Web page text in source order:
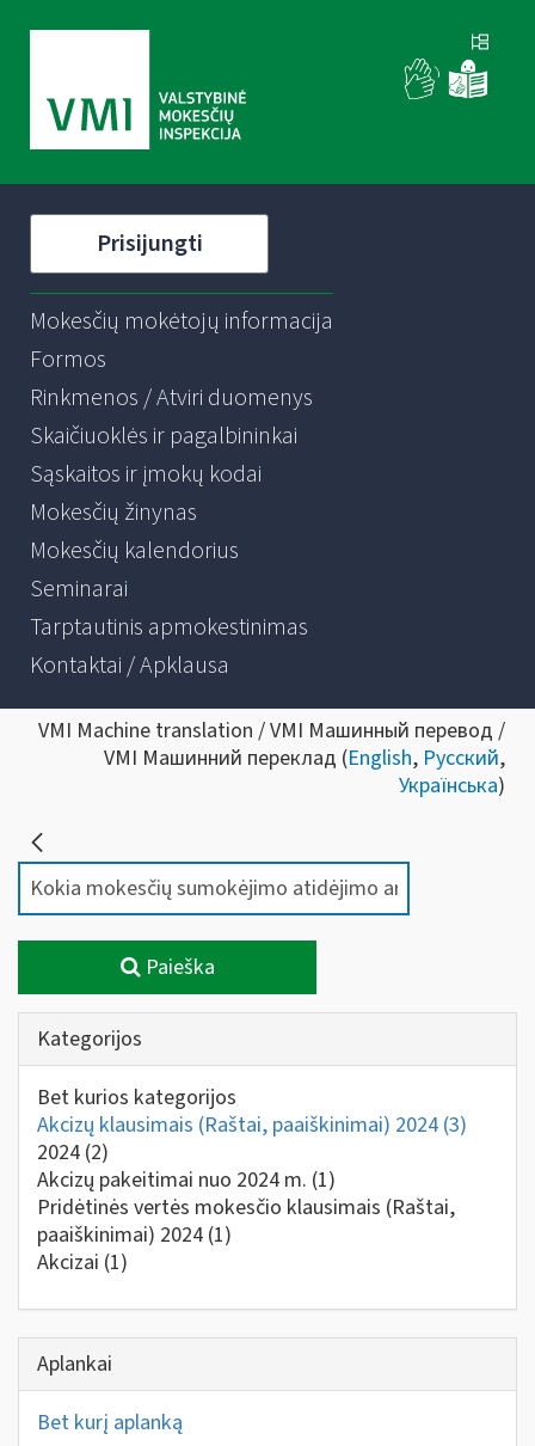
Prisijungti
Mokesčių mokėtojų informacija
Formos
Rinkmenos / Atviri duomenys
Skaičiuoklės ir pagalbininkai
Sąskaitos ir įmokų kodai
Mokesčių žinynas
Mokesčių kalendorius
Seminarai
Tarptautinis apmokestinimas
Kontaktai / Apklausa
VMI Machine translation / VMI Машинный перевод /
VMI Машинний переклад (English, Русский,
Українська)
Paieška
Kategorijos
Bet kurios kategorijos
Akcizų klausimais (Raštai, paaiškinimai) 2024 (3)
2024 (2)
Akcizų pakeitimai nuo 2024 m. (1)
Pridėtinės vertės mokesčio klausimais (Raštai,
paaiškinimai) 2024 (1)
Akcizai (1)
Aplankai
Bet kurį aplanką